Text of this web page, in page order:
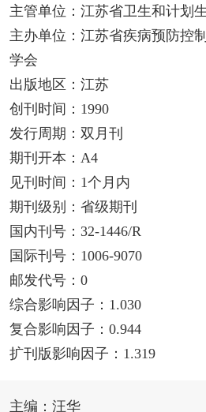
主管单位：江苏省卫生和计划
主办单位：江苏省疾病预防控
学会
出版地区：江苏
创刊时间：1990
发行周期：双月刊
期刊开本：A4
见刊时间：1个月内
期刊级别：省级期刊
国内刊号：32-1446/R
国际刊号：1006-9070
邮发代号：0
综合影响因子：1.030
复合影响因子：0.944
扩刊版影响因子：1.319
主编：汪华